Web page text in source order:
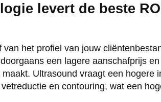
levert de beste
van het profiel van jouw
een lagere aanschafprijs
Ultrasound vraagt een hogere
en contouring, wat een